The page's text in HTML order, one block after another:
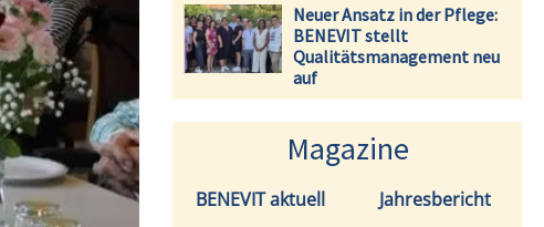
Neuer Ansatz in der Pflege:
BENEVIT stellt
Qualitätsmanagement neu
auf
Magazine
BENEVIT aktuell Jahresbericht